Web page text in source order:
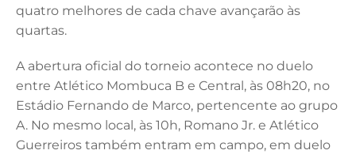
quatro melhores de cada chave avançarão às
quartas.
A abertura oficial do torneio acontece no duelo
entre Atlético Mombuca B e Central, às 08h20, no
Estádio Fernando de Marco, pertencente ao grupo
A. No mesmo local, às 10h, Romano Jr. e Atlético
Guerreiros também entram em campo, em duelo